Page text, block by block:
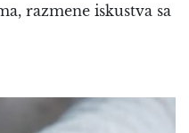
razmene iskustva sa